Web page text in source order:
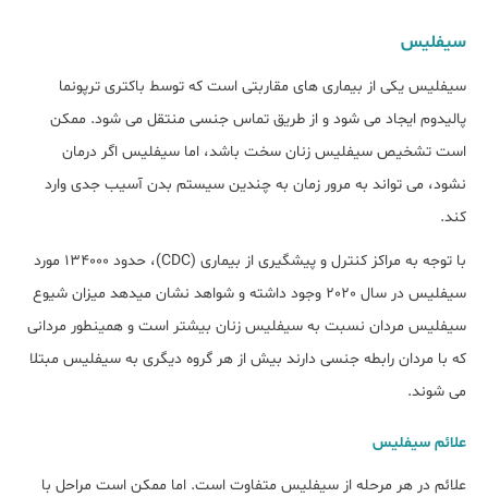
سیفلیس
سیفلیس یکی از بیماری های مقاربتی است که توسط باکتری ترپونما
پالیدوم ایجاد می شود و از طریق تماس جنسی منتقل می شود. ممکن
است تشخیص سیفلیس زنان سخت باشد، اما سیفلیس اگر درمان
نشود، می تواند به مرور زمان به چندین سیستم بدن آسیب جدی وارد
کند.
با توجه به مراکز کنترل و پیشگیری از بیماری (CDC)، حدود 134000 مورد
سیفلیس در سال 2020 وجود داشته و شواهد نشان میدهد میزان شیوع
سیفلیس مردان نسبت به سیفلیس زنان بیشتر است و همینطور مردانی
که با مردان رابطه جنسی دارند بیش از هر گروه دیگری به سیفلیس مبتلا
می شوند.
علائم سیفلیس
علائم در هر مرحله از سیفلیس متفاوت است. اما ممکن است مراحل با